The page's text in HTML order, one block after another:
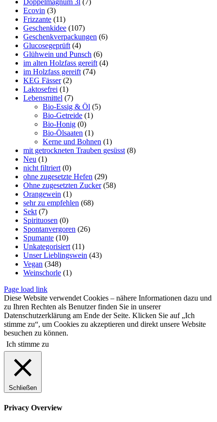
Doppelmagnum 3l (7)
Ecovin (3)
Frizzante (11)
Geschenkidee (107)
Geschenkverpackungen (6)
Glucosegeprüft (4)
Glühwein und Punsch (6)
im alten Holzfass gereift (4)
im Holzfass gereift (74)
KEG Fässer (2)
Laktosefrei (1)
Lebensmittel (7)
Bio-Essig & Öl (5)
Bio-Getreide (1)
Bio-Honig (0)
Bio-Ölsaaten (1)
Kerne und Bohnen (1)
mit getrockneten Trauben gesüsst (8)
Neu (1)
nicht filtriert (0)
ohne zugesetzte Hefen (29)
Ohne zugesetzten Zucker (58)
Orangewein (1)
sehr zu empfehlen (68)
Sekt (7)
Spirituosen (0)
Spontanvergoren (26)
Spumante (10)
Unkategorisiert (11)
Unser Lieblingswein (43)
Vegan (348)
Weinschorle (1)
Page load link
Diese Website verwendet Cookies – nähere Informationen dazu und
zu Ihren Rechten als Benutzer finden Sie in unserer
Datenschutzerklärung am Ende der Seite. Klicken Sie auf „Ich
stimme zu“, um Cookies zu akzeptieren und direkt unsere Website
besuchen zu können.
Ich stimme zu
Schließen
Privacy Overview